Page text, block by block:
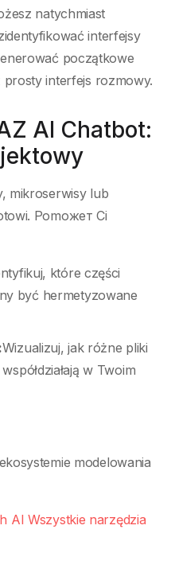
natychmiast
interfejsy
początkowe
prosty interfejs rozmowy.
AI Chatbot:
mikroserwisy lub
Pomожет Ci
które części
być hermetyzowane
Wizualizuj, jak różne pliki
w Twoim
modelowania
AI Wszystkie narzędzia